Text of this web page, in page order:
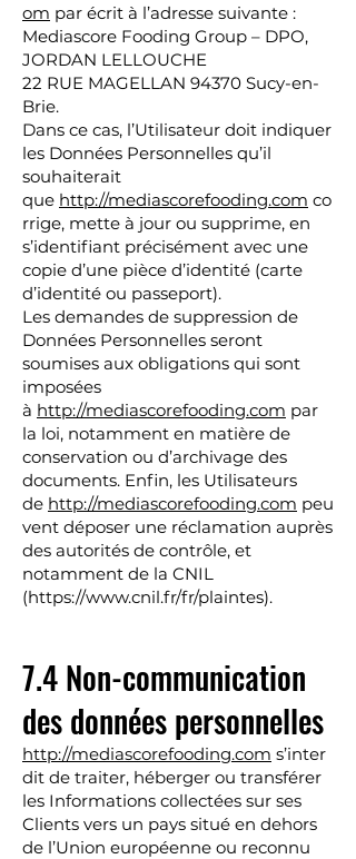
om par écrit à l’adresse suivante :
Mediascore Fooding Group – DPO,
JORDAN LELLOUCHE
22 RUE MAGELLAN 94370 Sucy-en-
Brie.
Dans ce cas, l’Utilisateur doit indiquer
les Données Personnelles qu’il
souhaiterait
que http://mediascorefooding.com co
rrige, mette à jour ou supprime, en
s’identifiant précisément avec une
copie d’une pièce d’identité (carte
d’identité ou passeport).
Les demandes de suppression de
Données Personnelles seront
soumises aux obligations qui sont
imposées
à http://mediascorefooding.com par
la loi, notamment en matière de
conservation ou d’archivage des
documents. Enfin, les Utilisateurs
de http://mediascorefooding.com peu
vent déposer une réclamation auprès
des autorités de contrôle, et
notamment de la CNIL
(https://www.cnil.fr/fr/plaintes).
7.4 Non-communication
des données personnelles
http://mediascorefooding.com s’inter
dit de traiter, héberger ou transférer
les Informations collectées sur ses
Clients vers un pays situé en dehors
de l’Union européenne ou reconnu